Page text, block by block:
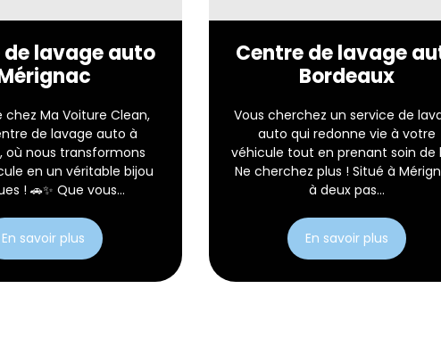
de lavage auto
chez Ma Voiture Clean,
de lavage auto à
où nous transformons
en un véritable bijou
! 🚗✨ Que vous...
En savoir plus
Centre de lavage
Bordeaux
Vous cherchez un service de
auto qui redonne vie à votre
véhicule tout en prenant soin de
Ne cherchez plus ! Situé à
à deux pas...
En savoir plus